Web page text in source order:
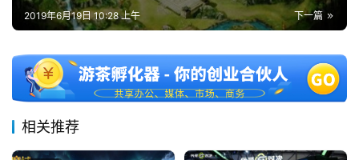
7
月
下一篇
2019年6月19日 10:28 上午
相关推荐